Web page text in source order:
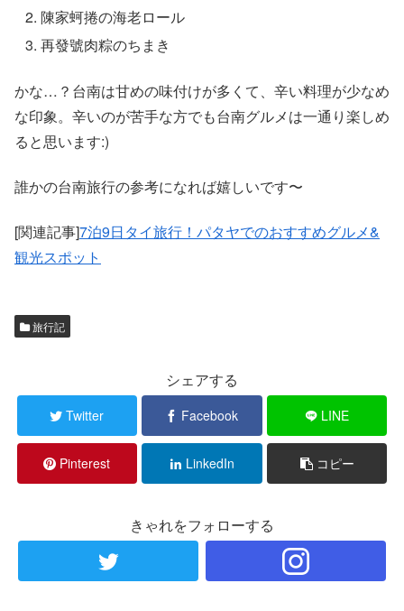
陳家蚵捲の海老ロール
再發號肉粽のちまき
かな…？台南は甘めの味付けが多くて、辛い料理が少なめ
な印象。辛いのが苦手な方でも台南グルメは一通り楽しめ
ると思います:)
誰かの台南旅行の参考になれば嬉しいです〜
[関連記事]7泊9日タイ旅行！パタヤでのおすすめグルメ&
観光スポット
旅行記
シェアする
Twitter Facebook LINE
Pinterest LinkedIn コピー
きゃれをフォローする